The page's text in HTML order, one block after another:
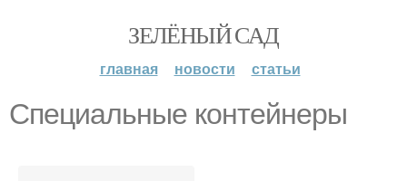
ЗЕЛЁНЫЙ САД
главная новости статьи
Специальные контейнеры